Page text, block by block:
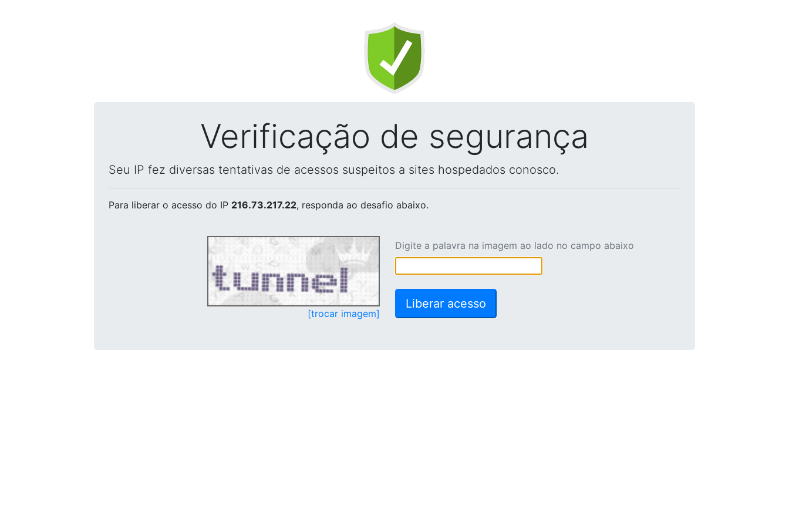
Verificação de segurança
Seu IP fez diversas tentativas de acessos suspeitos a sites hospedados conosco.
Para liberar o acesso do IP 216.73.217.22, responda ao desafio abaixo.
[trocar imagem]
Digite a palavra na imagem ao lado no campo abaixo